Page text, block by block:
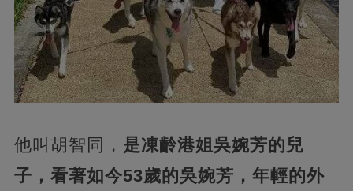
他叫胡智同， 是凍齡港姐吳婉芳的兒
子，看著如今53歲的吳婉芳，年輕的外